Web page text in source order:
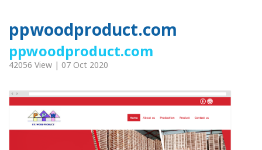
ppwoodproduct.com
ppwoodproduct.com
42056 View | 07 Oct 2020